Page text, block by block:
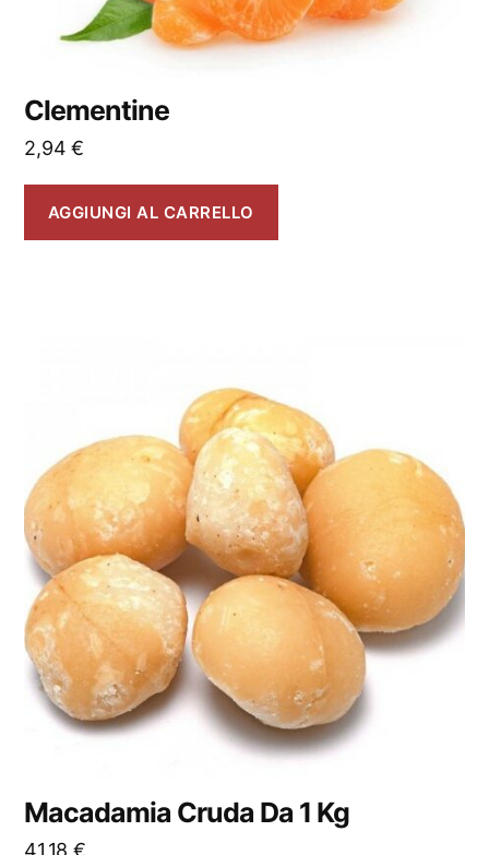
Clementine
2,94€
AGGIUNGI AL CARRELLO
Macadamia Cruda Da 1 Kg
41,18 €